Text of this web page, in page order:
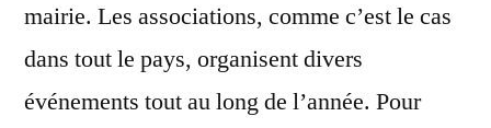
mairie. Les associations, comme c’est le cas
dans tout le pays, organisent divers
événements tout au long de l’année. Pour